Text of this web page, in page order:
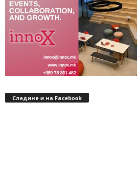
Следине и на Facebook